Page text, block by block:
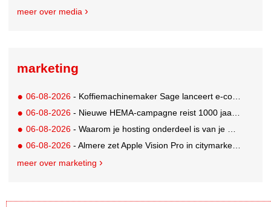
meer over media
marketing
06-08-2026 - Koffiemachinemaker Sage lanceert e-commerceplatform voor koffieliefhebbers
06-08-2026 - Nieuwe HEMA-campagne reist 1000 jaar terug in de tijd naar 'Hemastein'
06-08-2026 - Waarom je hosting onderdeel is van je merkstrategie
06-08-2026 - Almere zet Apple Vision Pro in citymarketing
meer over marketing